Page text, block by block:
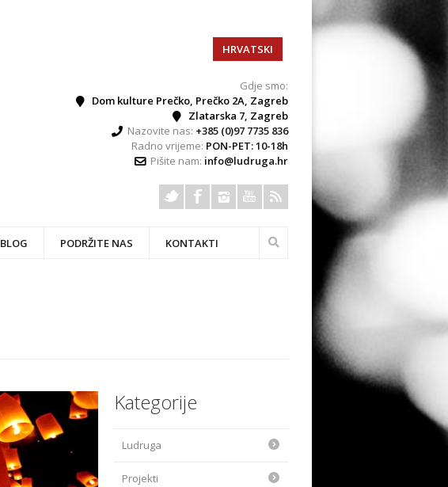
HRVATSKI
Gdje smo:
Dom kulture Prečko, Prečko 2A, Zagreb
Zlatarska 7, Zagreb
Nazovite nas: +385 (0)97 7735 836
Radno vrijeme: PON-PET: 10-18h
Pišite nam: info@ludruga.hr
BLOG PODRŽITE NAS KONTAKTI
Kategorije
Ludruga
Projekti